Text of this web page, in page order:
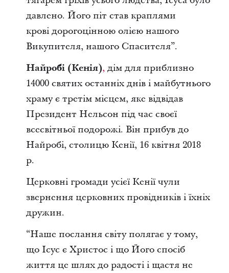
давлено. Його піт став краплями
крові дорогоцінною олією нашого
Викупителя, нашого Спасителя”.
Найробі (Кенія), дім для приблизно
14000 святих останніх днів і майбутнього
храму є третім місцем, яке відвідав
Президент Нельсон під час своєї
всесвітньої подорожі. Він прибув до
Найробі, столицю Кенії, 16 квітня 2018
р.
Церковні громади усієї Кенії чули
звернення церковних провідників і їхніх
дружин.
“Наше послання світу полягає у тому,
що Ісус є Христос і що Його спосіб
життя це шлях до радості і щастя не